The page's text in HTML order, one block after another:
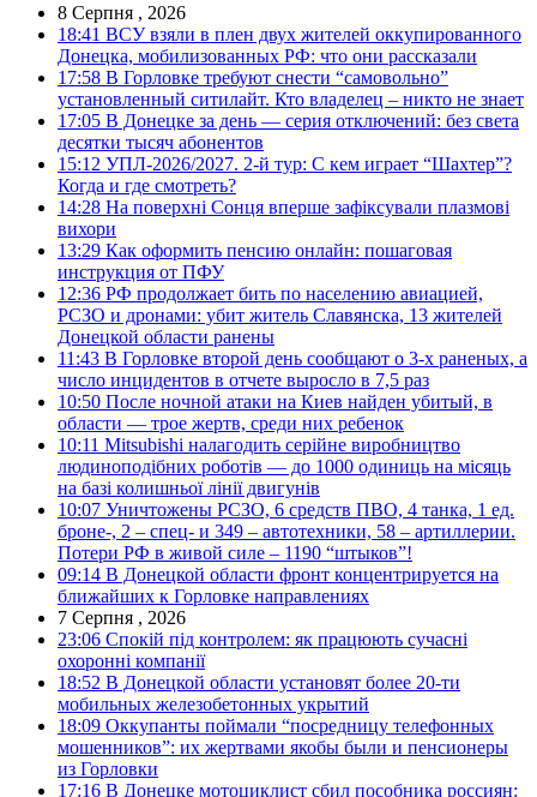
8 Серпня , 2026
18:41 ВСУ взяли в плен двух жителей оккупированного
Донецка, мобилизованных РФ: что они рассказали
17:58 В Горловке требуют снести “самовольно”
установленный ситилайт. Кто владелец – никто не знает
17:05 В Донецке за день — серия отключений: без света
десятки тысяч абонентов
15:12 УПЛ-2026/2027. 2-й тур: С кем играет “Шахтер”?
Когда и где смотреть?
14:28 На поверхні Сонця вперше зафіксували плазмові
вихори
13:29 Как оформить пенсию онлайн: пошаговая
инструкция от ПФУ
12:36 РФ продолжает бить по населению авиацией,
РСЗО и дронами: убит житель Славянска, 13 жителей
Донецкой области ранены
11:43 В Горловке второй день сообщают о 3-х раненых, а
число инцидентов в отчете выросло в 7,5 раз
10:50 После ночной атаки на Киев найден убитый, в
области — трое жертв, среди них ребенок
10:11 Mitsubishi налагодить серійне виробництво
людиноподібних роботів — до 1000 одиниць на місяць
на базі колишньої лінії двигунів
10:07 Уничтожены РСЗО, 6 средств ПВО, 4 танка, 1 ед.
броне-, 2 – спец- и 349 – автотехники, 58 – артиллерии.
Потери РФ в живой силе – 1190 “штыков”!
09:14 В Донецкой области фронт концентрируется на
ближайших к Горловке направлениях
7 Серпня , 2026
23:06 Спокій під контролем: як працюють сучасні
охоронні компанії
18:52 В Донецкой области установят более 20-ти
мобильных железобетонных укрытий
18:09 Оккупанты поймали “посредницу телефонных
мошенников”: их жертвами якобы были и пенсионеры
из Горловки
17:16 В Донецке мотоциклист сбил пособника россиян: